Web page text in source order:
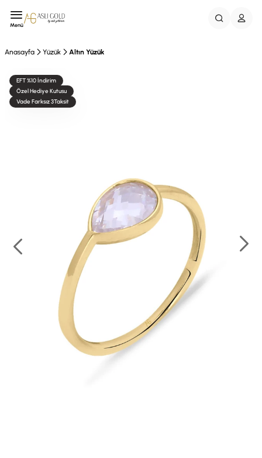
Menü
Anasayfa Yüzük Altın Yüzük
EFT %10 İndirim
Özel Hediye Kutusu
Vade Farksız 3Taksit